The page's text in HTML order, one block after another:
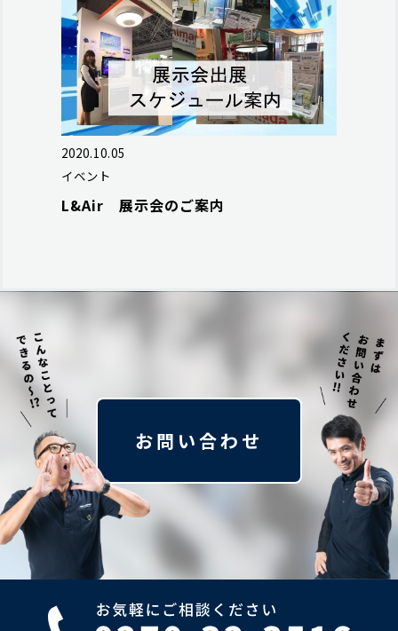
2020.10.05
イベント
L&Air 展示会のご案内
お問い合わせ